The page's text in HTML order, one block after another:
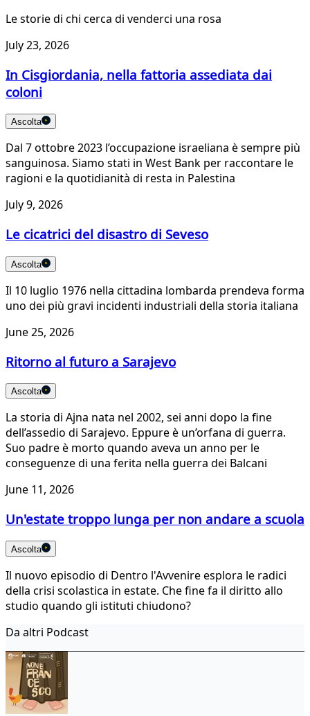
Le storie di chi cerca di venderci una rosa
July 23, 2026
In Cisgiordania, nella fattoria assediata dai
coloni
Ascolta
Dal 7 ottobre 2023 l’occupazione israeliana è sempre più
sanguinosa. Siamo stati in West Bank per raccontare le
ragioni e la quotidianità di resta in Palestina
July 9, 2026
Le cicatrici del disastro di Seveso
Ascolta
Il 10 luglio 1976 nella cittadina lombarda prendeva forma
uno dei più gravi incidenti industriali della storia italiana
June 25, 2026
Ritorno al futuro a Sarajevo
Ascolta
La storia di Ajna nata nel 2002, sei anni dopo la fine
dell’assedio di Sarajevo. Eppure è un’orfana di guerra.
Suo padre è morto quando aveva un anno per le
conseguenze di una ferita nella guerra dei Balcani
June 11, 2026
Un'estate troppo lunga per non andare a scuola
Ascolta
Il nuovo episodio di Dentro l'Avvenire esplora le radici
della crisi scolastica in estate. Che fine fa il diritto allo
studio quando gli istituti chiudono?
Da altri Podcast